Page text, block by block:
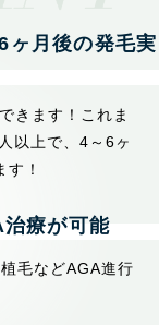
ヶ月後の発毛実
きます！これま
以上で、4～6ヶ
！
療が可能
毛などAGA進行